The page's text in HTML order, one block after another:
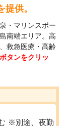
供。
・マリンスポー
南端エリア。高
救急医療・高齢
タンをクリッ
※別途、夜勤